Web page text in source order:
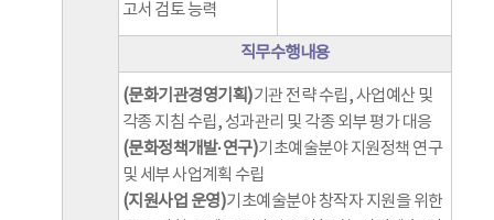
고서 검토 능력
직무수행내용
(문화기관경영기획)기관 전략 수립, 사업예산 및
각종 지침 수립, 성과관리 및 각종 외부 평가 대응
(문화정책개발·연구)기초예술분야 지원정책 연구
및 세부 사업계획 수립
(지원사업 운영)기초예술분야 창작자 지원을 위한